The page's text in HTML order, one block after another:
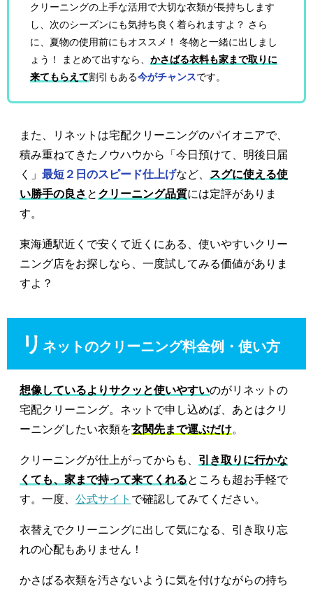
クリーニングの上手な活用で大切な衣類が長持ちします
し、次のシーズンにも気持ち良く着られますよ？ さら
に、夏物の使用前にもオススメ！ 冬物と一緒に出しまし
ょう！ まとめて出すなら、かさばる衣料も家まで取りに
来てもらえて割引もある今がチャンスです。
また、リネットは宅配クリーニングのパイオニアで、
積み重ねてきたノウハウから「今日預けて、明後日届
く」 最短２日のスピード仕上げなど、
スグに使える使
い勝手の良さ と クリーニング品質には定評がありま
す。
東海通駅近くで安くて近くにある、使いやすいクリー
ニング店をお探しなら、一度試してみる価値がありま
すよ？
リ ネットのクリーニング料金例・使い方
想像しているよりサクッと使いやすいのがリネットの
宅配クリーニング。ネットで申し込めば、あとはクリ
ーニングしたい衣類を玄関先まで運ぶだけ。
クリーニングが仕上がってからも、 引き取りに行かな
くても、家まで持って来てくれるところも超お手軽で
す。一度、 公式サイト で確認してみてください。
衣替えでクリーニングに出して気になる、引き取り忘
れの心配もありません！
かさばる衣類を汚さないように気を付けながらの持ち